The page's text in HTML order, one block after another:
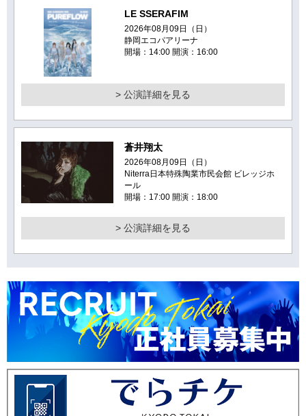
LE SSERAFIM
2026年08月09日（日）
静岡エコパアリーナ
開場：14:00 開演：16:00
> 公演詳細を見る
蒼井翔太
2026年08月09日（日）
Niterra日本特殊陶業市民会館 ビレッジホ
ール
開場：17:00 開演：18:00
> 公演詳細を見る